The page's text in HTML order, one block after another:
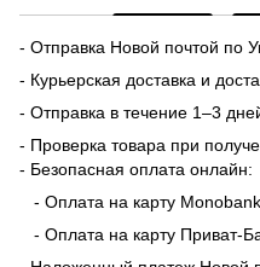
- Отправка Новой почтой по
- Курьерская доставка и
- Отправка в течение 1–3
- Проверка товара при
- Безопасная оплата онлайн:
- Оплата на карту
- Оплата на карту Приват-